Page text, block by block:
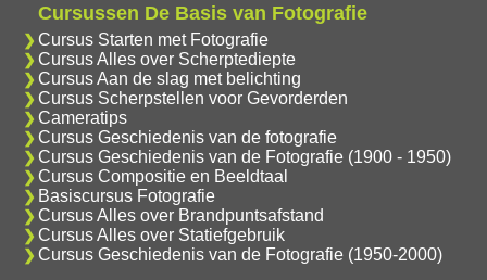
Cursussen De Basis van Fotografie
Cursus Starten met Fotografie
Cursus Alles over Scherptediepte
Cursus Aan de slag met belichting
Cursus Scherpstellen voor Gevorderden
Cameratips
Cursus Geschiedenis van de fotografie
Cursus Geschiedenis van de Fotografie (1900 - 1950)
Cursus Compositie en Beeldtaal
Basiscursus Fotografie
Cursus Alles over Brandpuntsafstand
Cursus Alles over Statiefgebruik
Cursus Geschiedenis van de Fotografie (1950-2000)